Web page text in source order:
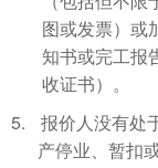
图或发票）或
知书或完工报
收证书）。
5. 报价人 没有处
产停业、暂扣